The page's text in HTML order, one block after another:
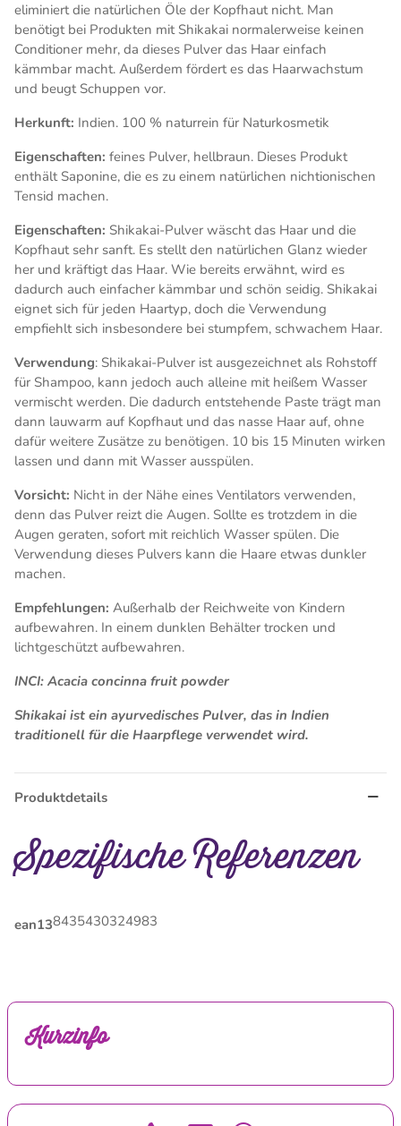
eliminiert die natürlichen Öle der Kopfhaut nicht. Man
benötigt bei Produkten mit Shikakai normalerweise keinen
Conditioner mehr, da dieses Pulver das Haar einfach
kämmbar macht. Außerdem fördert es das Haarwachstum
und beugt Schuppen vor.
Herkunft: Indien. 100 % naturrein für Naturkosmetik
Eigenschaften: feines Pulver, hellbraun. Dieses Produkt
enthält Saponine, die es zu einem natürlichen nichtionischen
Tensid machen.
Eigenschaften: Shikakai-Pulver wäscht das Haar und die
Kopfhaut sehr sanft. Es stellt den natürlichen Glanz wieder
her und kräftigt das Haar. Wie bereits erwähnt, wird es
dadurch auch einfacher kämmbar und schön seidig. Shikakai
eignet sich für jeden Haartyp, doch die Verwendung
empfiehlt sich insbesondere bei stumpfem, schwachem Haar.
Verwendung: Shikakai-Pulver ist ausgezeichnet als Rohstoff
für Shampoo, kann jedoch auch alleine mit heißem Wasser
vermischt werden. Die dadurch entstehende Paste trägt man
dann lauwarm auf Kopfhaut und das nasse Haar auf, ohne
dafür weitere Zusätze zu benötigen. 10 bis 15 Minuten wirken
lassen und dann mit Wasser ausspülen.
Vorsicht: Nicht in der Nähe eines Ventilators verwenden,
denn das Pulver reizt die Augen. Sollte es trotzdem in die
Augen geraten, sofort mit reichlich Wasser spülen. Die
Verwendung dieses Pulvers kann die Haare etwas dunkler
machen.
Empfehlungen: Außerhalb der Reichweite von Kindern
aufbewahren. In einem dunklen Behälter trocken und
lichtgeschützt aufbewahren.
INCI: Acacia concinna fruit powder
Shikakai ist ein ayurvedisches Pulver, das in Indien
traditionell für die Haarpflege verwendet wird.
Produktdetails
Spezifische Referenzen
ean138435430324983
Kurzinfo